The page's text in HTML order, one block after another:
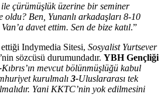
çürümüşlük üzerine bir seminer
oldu? Ben, Yunanlı arkadaşları 8-10
davet ettim. Sen de bize katıl.”
Indymedia Sitesi, Sosyalist Yurtsever
nin sözcüsü durumundadır. YBH Gençliği
Kıbrıs’ın mevcut bölünmüşlüğü kabul
kurulmalı 3-Uluslararası tek
Yani KKTC’nin yok edilmesini